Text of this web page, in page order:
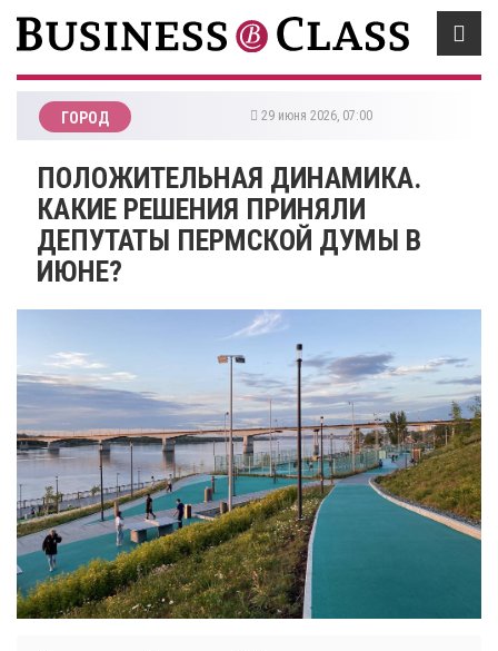
ГОРОД 29 июня 2026, 07:00
ПОЛОЖИТЕЛЬНАЯ ДИНАМИКА.
КАКИЕ РЕШЕНИЯ ПРИНЯЛИ
ДЕПУТАТЫ ПЕРМСКОЙ ДУМЫ В
ИЮНЕ?